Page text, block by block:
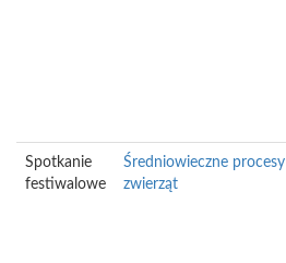
Spotkanie
festiwalowe
Średniowieczne procesy
zwierząt